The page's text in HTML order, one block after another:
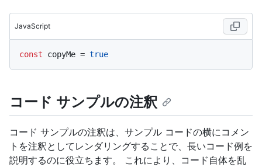
JavaScript
const copyMe = true
コード サンプルの注釈
コード サンプルの注釈は、サンプル コードの横にコメン
トを注釈としてレンダリングすることで、長いコード例を
説明するのに役立ちます。 これにより、コード自体を乱